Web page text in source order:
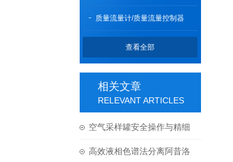
质量流量计/质量流量控制器
查看全部
相关文章
RELEVANT ARTICLES
空气采样罐安全操作与精细
保养，延长使用寿命
高效液相色谱法分离阿昔洛